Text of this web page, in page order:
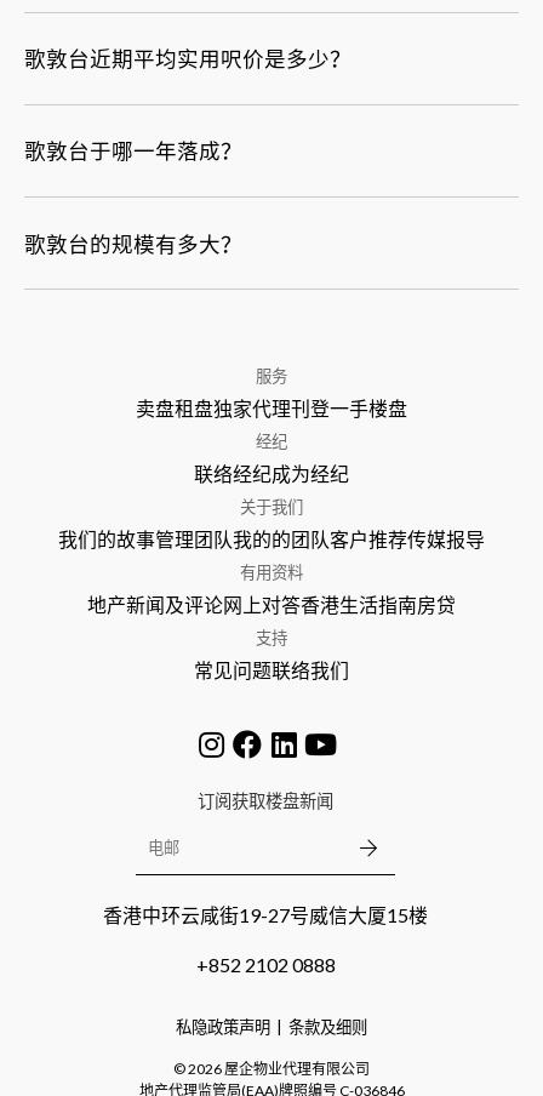
歌敦台近期平均实用呎价是多少？
歌敦台于哪一年落成？
歌敦台的规模有多大？
服务
卖盘租盘独家代理刊登一手楼盘
经纪
联络经纪成为经纪
关于我们
我们的故事管理团队我的的团队客户推荐传媒报导
有用资料
地产新闻及评论网上对答香港生活指南房贷
支持
常见问题联络我们
订阅获取楼盘新闻
香港中环云咸街19-27号威信大厦15楼
+852 2102 0888
私隐政策声明 条款及细则
©2026屋企物业代理有限公司
地产代理监管局(EAA)牌照编号C-036846